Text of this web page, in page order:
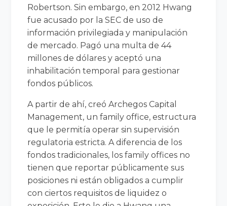
Robertson. Sin embargo, en 2012 Hwang
fue acusado por la SEC de uso de
información privilegiada y manipulación
de mercado. Pagó una multa de 44
millones de dólares y aceptó una
inhabilitación temporal para gestionar
fondos públicos.
A partir de ahí, creó Archegos Capital
Management, un family office, estructura
que le permitía operar sin supervisión
regulatoria estricta. A diferencia de los
fondos tradicionales, los family offices no
tienen que reportar públicamente sus
posiciones ni están obligados a cumplir
con ciertos requisitos de liquidez o